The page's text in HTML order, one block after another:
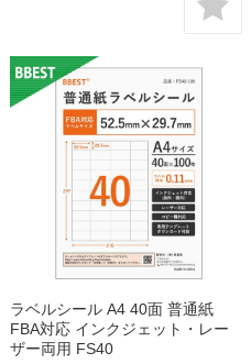
ラベルシール A4 40面 普通紙
FBA対応 インクジェット・レー
ザー両用 FS40